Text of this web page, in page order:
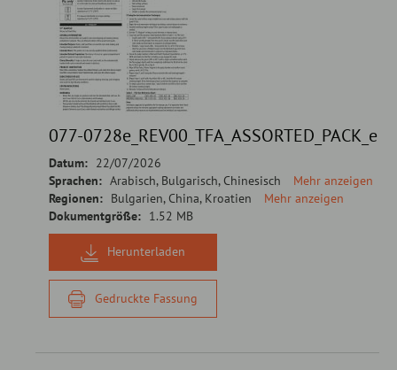
077-
Datum: 22/07/2026
Sprachen: Arabisch, Bulgarisch, Chinesisch
Mehr anzeigen
Regionen: Bulgarien, China, Kroatien
Mehr anzeigen
Dokumentgröße: 1.52 MB
Herunterladen
Gedruckte Fassung